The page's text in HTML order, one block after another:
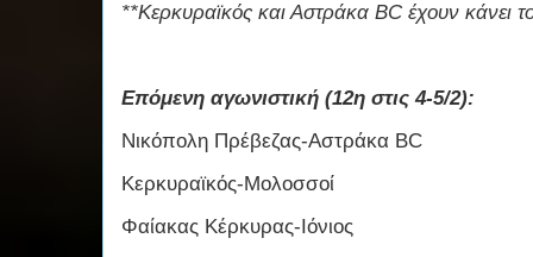
**Κερκυραϊκός και Αστράκα BC έχουν κάνει
Επόμενη αγωνιστική (12η στις 4-5/2):
Νικόπολη Πρέβεζας-Αστράκα BC
Κερκυραϊκός-Μολοσσοί
Φαίακας Κέρκυρας-Ιόνιος